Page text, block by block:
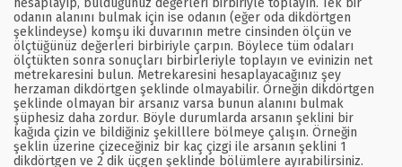
hesaplayıp, bulduğunuz değerleri birbiriyle toplayın. Tek bir
odanın alanını bulmak için ise odanın (eğer oda dikdörtgen
şeklindeyse) komşu iki duvarının metre cinsinden ölçün ve
ölçtüğünüz değerleri birbiriyle çarpın. Böylece tüm odaları
ölçtükten sonra sonuçları birbirleriyle toplayın ve evinizin net
metrekaresini bulun. Metrekaresini hesaplayacağınız şey
herzaman dikdörtgen şeklinde olmayabilir. Örneğin dikdörtgen
şeklinde olmayan bir arsanız varsa bunun alanını bulmak
şüphesiz daha zordur. Böyle durumlarda arsanın şeklini bir
kağıda çizin ve bildiğiniz şekilllere bölmeye çalışın. Örneğin
şeklin üzerine çizeceğiniz bir kaç çizgi ile arsanın şeklini 1
dikdörtgen ve 2 dik üçgen şeklinde bölümlere ayırabilirsiniz.